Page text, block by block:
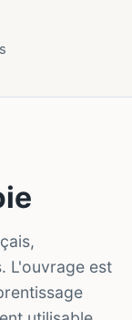
L'ouvrage est